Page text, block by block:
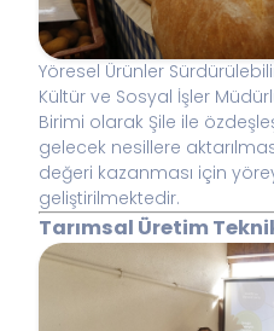
Yöresel Ürünler
Kültür ve Sosyal İşler
Birimi olarak Şile ile
gelecek nesillere
değeri kazanması için
geliştirilmektedir.
Tarımsal Üretim